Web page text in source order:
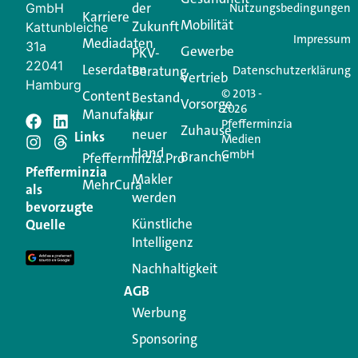
Jetzt anmelden
Schreiben Sie einen
Kommentar
Ihre E-Mail-Adresse wird nicht veröffentlicht.
Erforderliche Felder sind mit
Kommentar
GmbH
Kattunbleiche
31a
22041
Hamburg
Pfefferminzia
als
bevorzugte
Quelle
Karriere
Mediadaten
Leserdaten
Content
Manufaktur
Links
Pfefferminzia.Pro
MehrCura
der
Zukunft
PKV-
Beratung
Bestand
in
neuer
Hand
Makler
werden
Künstliche
Intelligenz
Nachhaltigkeit
AGB
Werbung
Sponsoring
Mobilität
Gewerbe
Vertrieb
Vorsorge
Zuhause
Branche
© 2013 -
2026
Pfefferminzia
Medien
GmbH
Nutzungsbedingungen
Impressum
Datenschutzerklärung